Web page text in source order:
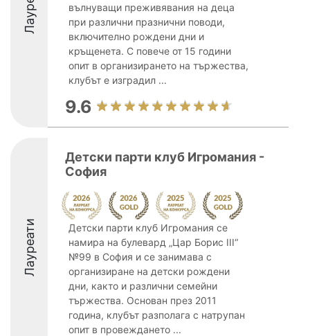
вълнуващи преживявания на деца
при различни празнични поводи,
включително рождени дни и
кръщенета. С повече от 15 години
опит в организирането на тържества,
клубът е изградил ...
9.6
Лауреати
Детски парти клуб Игромания -
София
Детски парти клуб Игромания се
намира на булевард „Цар Борис III“
№99 в София и се занимава с
организиране на детски рождени
дни, както и различни семейни
тържества. Основан през 2011
година, клубът разполага с натрупан
опит в провеждането ...